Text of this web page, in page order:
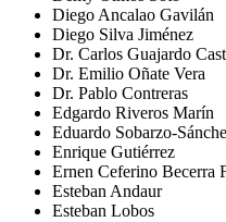
Diego Ancalao Gavilán
Diego Silva Jiménez
Dr. Carlos Guajardo
Dr. Emilio Oñate Vera
Dr. Pablo Contreras
Edgardo Riveros Marín
Eduardo Sobarzo-
Enrique Gutiérrez
Ernen Ceferino Becerra
Esteban Andaur
Esteban Lobos